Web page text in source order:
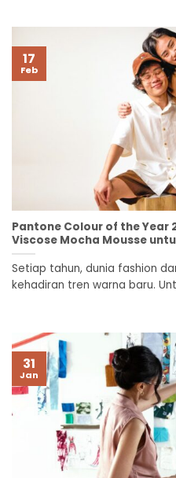
Pantone Colour of the Year
Viscose Mocha Mousse
Setiap tahun, dunia fashion
kehadiran tren warna baru.
17
Feb
31
Jan